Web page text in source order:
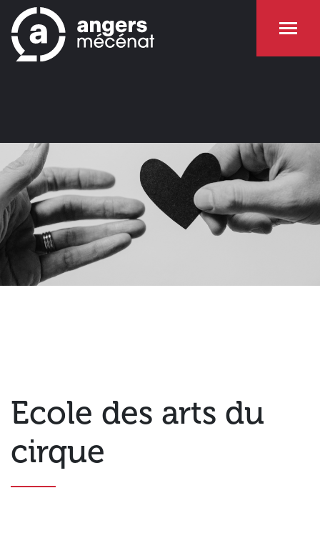
Ecole des arts du
cirque